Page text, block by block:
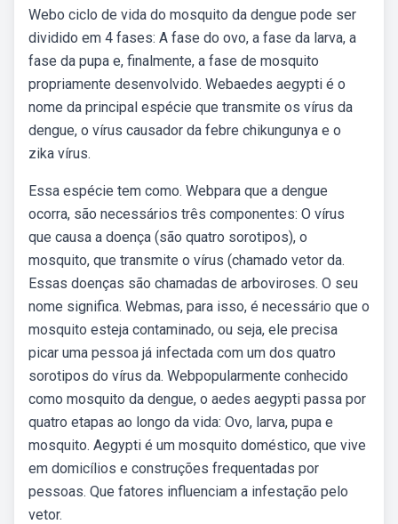
Webo ciclo de vida do mosquito da dengue pode ser
dividido em 4 fases: A fase do ovo, a fase da larva, a
fase da pupa e, finalmente, a fase de mosquito
propriamente desenvolvido. Webaedes aegypti é o
nome da principal espécie que transmite os vírus da
dengue, o vírus causador da febre chikungunya e o
zika vírus.
Essa espécie tem como. Webpara que a dengue
ocorra, são necessários três componentes: O vírus
que causa a doença (são quatro sorotipos), o
mosquito, que transmite o vírus (chamado vetor da.
Essas doenças são chamadas de arboviroses. O seu
nome significa. Webmas, para isso, é necessário que o
mosquito esteja contaminado, ou seja, ele precisa
picar uma pessoa já infectada com um dos quatro
sorotipos do vírus da. Webpopularmente conhecido
como mosquito da dengue, o aedes aegypti passa por
quatro etapas ao longo da vida: Ovo, larva, pupa e
mosquito. Aegypti é um mosquito doméstico, que vive
em domicílios e construções frequentadas por
pessoas. Que fatores influenciam a infestação pelo
vetor.